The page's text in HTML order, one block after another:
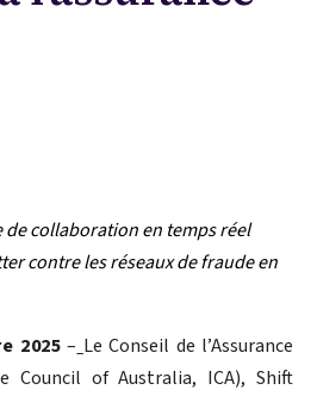
collaboration en temps réel
contre les réseaux de fraude en
2025 – Le Conseil de l’Assurance
Council of Australia, ICA), Shift